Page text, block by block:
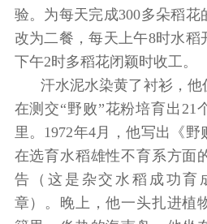
验。为每天完成300多朵稻
改为二餐，每天上午8时水稻
下午2时多稻花闭颖时收工。
汗水泥水染黄了衬衫，
在测交“野败”花粉培育出21
里。1972年4月，他写出《
在选育水稻雄性不育系方面
告（这是杂交水稻成功育
章）。晚上，他一头扎进植